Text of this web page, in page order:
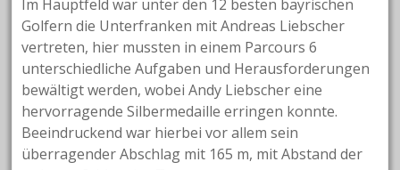
Im Hauptfeld war unter den 12 besten bayrischen
Golfern die Unterfranken mit Andreas Liebscher
vertreten, hier mussten in einem Parcours 6
unterschiedliche Aufgaben und Herausforderungen
bewältigt werden, wobei Andy Liebscher eine
hervorragende Silbermedaille erringen konnte.
Beeindruckend war hierbei vor allem sein
überragender Abschlag mit 165 m, mit Abstand der